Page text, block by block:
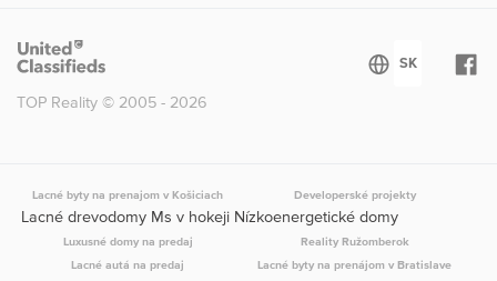
TOP Reality © 2005 - 2026
Lacné byty na prenajom v Košiciach Developerské projekty
Lacné drevodomy Ms v hokeji Nízkoenergetické domy
Luxusné domy na predaj
Reality Ružomberok
Lacné autá na predaj
Lacné byty na prenájom v Bratislave